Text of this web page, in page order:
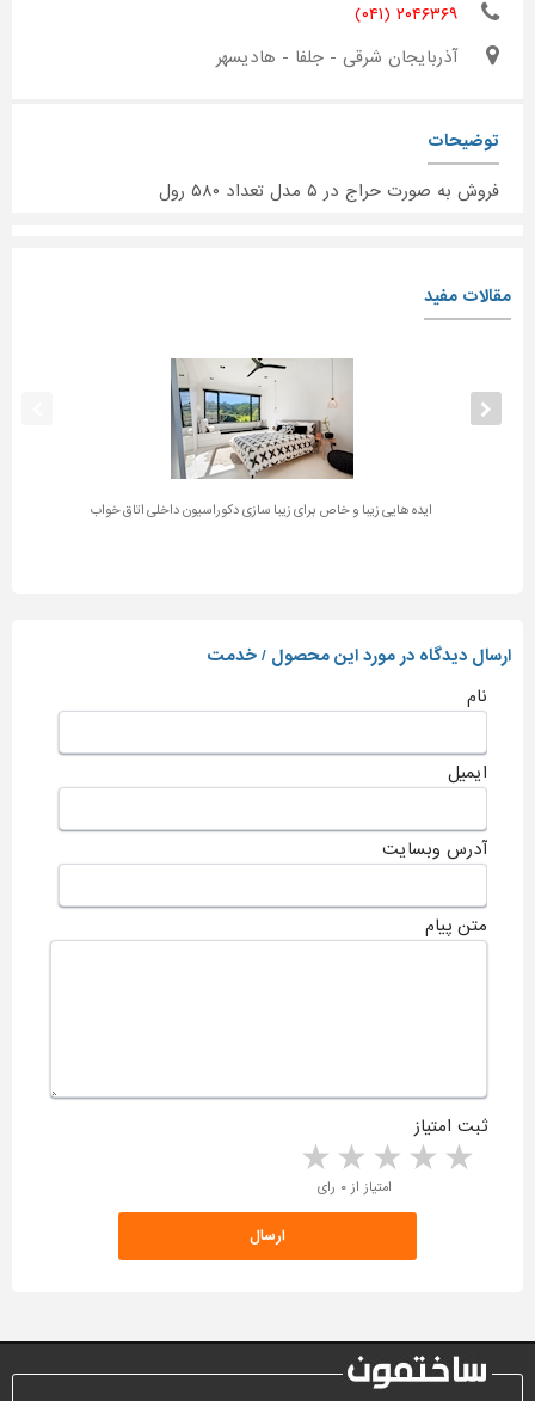
۲۰۴۶۳۶۹ (۰۴۱)
آذربایجان شرقی - جلفا - هادیسهر
توضیحات
فروش به صورت حراج در ۵ مدل تعداد ۵۸۰ رول
مقالات مفید
ایده هایی زیبا و خاص برای زیبا سازی دکوراسیون داخلی اتاق خواب
ارسال دیدگاه در مورد این محصول / خدمت
نام
ایمیل
آدرس وبسایت
متن پیام
ثبت امتیاز
4 stars 3 stars 2 stars 1 star امتیاز از ۰ رای